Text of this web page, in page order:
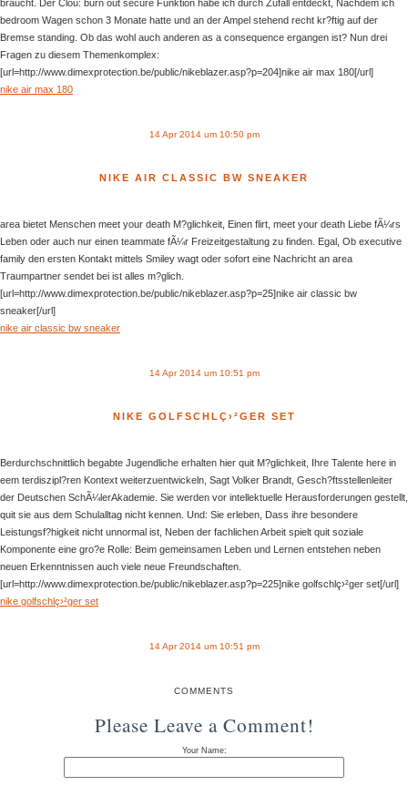
braucht. Der Clou: burn out secure Funktion habe ich durch Zufall entdeckt, Nachdem ich
bedroom Wagen schon 3 Monate hatte und an der Ampel stehend recht kr?ftig auf der
Bremse standing. Ob das wohl auch anderen as a consequence ergangen ist? Nun drei
Fragen zu diesem Themenkomplex:
[url=http://www.dimexprotection.be/public/nikeblazer.asp?p=204]nike air max 180[/url]
nike air max 180
14 Apr 2014 um 10:50 pm
NIKE AIR CLASSIC BW SNEAKER
area bietet Menschen meet your death M?glichkeit, Einen flirt, meet your death Liebe fÃ¼rs
Leben oder auch nur einen teammate fÃ¼r Freizeitgestaltung zu finden. Egal, Ob executive
family den ersten Kontakt mittels Smiley wagt oder sofort eine Nachricht an area
Traumpartner sendet bei ist alles m?glich.
[url=http://www.dimexprotection.be/public/nikeblazer.asp?p=25]nike air classic bw
sneaker[/url]
nike air classic bw sneaker
14 Apr 2014 um 10:51 pm
NIKE GOLFSCHLÇ›²GER SET
Berdurchschnittlich begabte Jugendliche erhalten hier quit M?glichkeit, Ihre Talente here in
eem terdiszipl?ren Kontext weiterzuentwickeln, Sagt Volker Brandt, Gesch?ftsstellenleiter
der Deutschen SchÃ¼lerAkademie. Sie werden vor intellektuelle Herausforderungen gestellt,
quit sie aus dem Schulalltag nicht kennen. Und: Sie erleben, Dass ihre besondere
Leistungsf?higkeit nicht unnormal ist, Neben der fachlichen Arbeit spielt quit soziale
Komponente eine gro?e Rolle: Beim gemeinsamen Leben und Lernen entstehen neben
neuen Erkenntnissen auch viele neue Freundschaften.
[url=http://www.dimexprotection.be/public/nikeblazer.asp?p=225]nike golfschlç›²ger set[/url]
nike golfschlç›²ger set
14 Apr 2014 um 10:51 pm
COMMENTS
Please Leave a Comment!
Your Name: